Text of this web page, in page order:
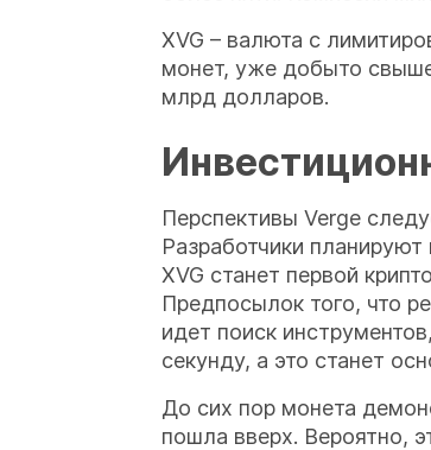
XVG – валюта с
монет, уже добыто
млрд долларов.
Перспективы Verge
Разработчики планируют
XVG станет первой
Предпосылок того, что
идет поиск
секунду, а это станет
До сих пор монета
пошла вверх. Вероятно,